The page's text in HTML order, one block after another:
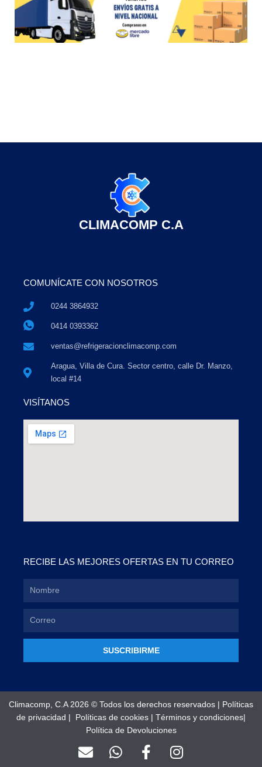
CLIMACOMP C.A
COMUNÍCATE CON NOSOTROS
0244 3864932
0414 0393362
ventas@refrigeracionclimacomp.com
Aragua, Villa de Cura. Sector centro, calle Dr. Manzo,
local #14
VISÍTANOS
RECIBE LAS MEJORES OFERTAS EN TU CORREO
SUSCRIBIRME
Climacomp, C.A 2026 © Todos los derechos reservados | Políticas
de privacidad | Políticas de cookies | Términos y condiciones|
Política de Devoluciones
E
n
W
h
F
a
I
n